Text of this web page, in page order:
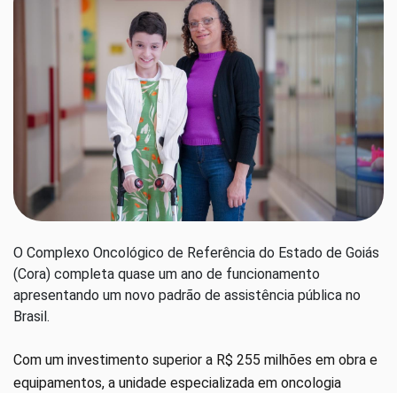
O Complexo Oncológico de Referência do Estado de Goiás
(Cora) completa quase um ano de funcionamento
apresentando um novo padrão de assistência pública no
Brasil.
Com um investimento superior a R$ 255 milhões em obra e
equipamentos, a unidade especializada em oncologia